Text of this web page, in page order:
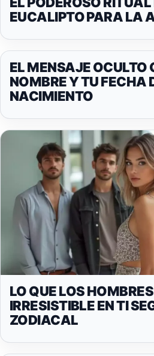
EUCALIPTO PARA LA
EL MENSAJE OCULTO
NOMBRE Y TU FECHA
NACIMIENTO
LO QUE LOS
IRRESISTIBLE EN TI
ZODIACAL